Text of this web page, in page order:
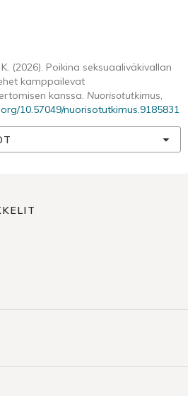
(2026). Poikina seksuaaliväkivallan
kamppailevat
kanssa. Nuorisotutkimus,
10.57049/nuorisotutkimus.9185831